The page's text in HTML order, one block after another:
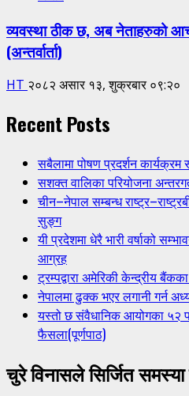
व्यवस्था ठीक छ, अब नेताहरुको
(अन्तर्वार्ता)
HT २०८२ असार १३, शुक्रबार ०९:२०
Recent Posts
सबैलामा पोषण प्रदर्शन कार्यक्रम
सशक्त वालिका परियोजना
चीन–नेपाल सम्बन्ध
सुङ्ग
यी प्रदेशमा धेरै भारी वर्षाको
आग्रह
ट्रम्पद्वारा अमेरिकी केन्द्रीय
नेपालमा ढुक्क भएर लगानी गर्न
यस्तो छ संवैधानिक आयोगका ५२
फैसला(पूर्णपाठ)
चुरे विनासले सिर्जित